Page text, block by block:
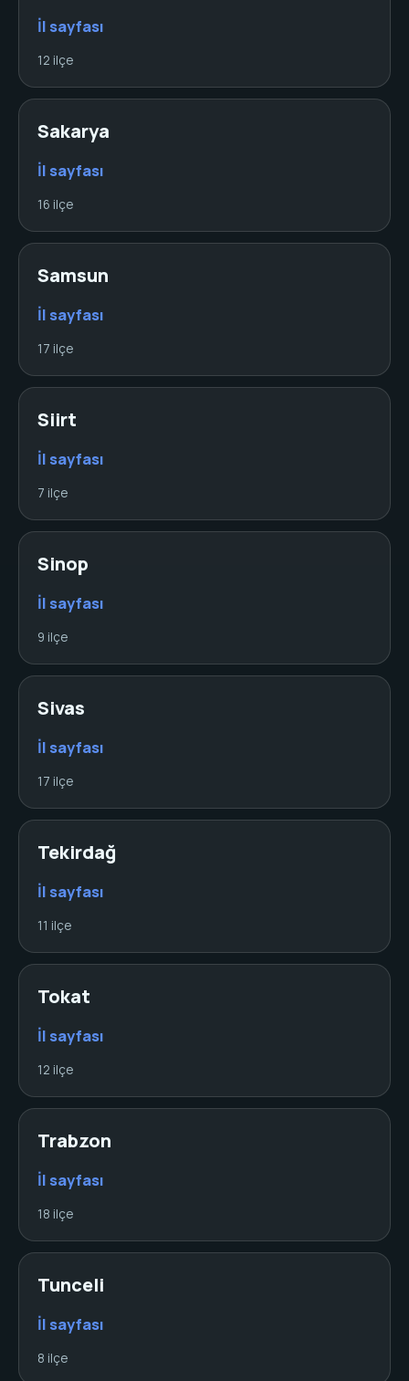
İl sayfası
12 ilçe
Sakarya
İl sayfası
16 ilçe
Samsun
İl sayfası
17 ilçe
Siirt
İl sayfası
7 ilçe
Sinop
İl sayfası
9 ilçe
Sivas
İl sayfası
17 ilçe
Tekirdağ
İl sayfası
11 ilçe
Tokat
İl sayfası
12 ilçe
Trabzon
İl sayfası
18 ilçe
Tunceli
İl sayfası
8 ilçe